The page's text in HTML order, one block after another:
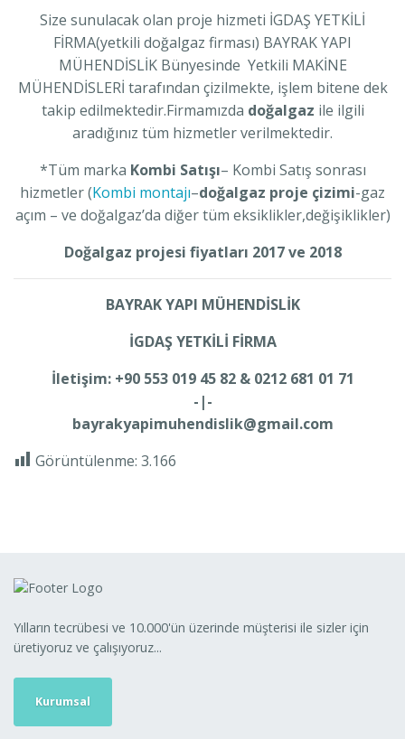
Size sunulacak olan proje hizmeti İGDAŞ YETKİLİ
FİRMA(yetkili doğalgaz firması) BAYRAK YAPI
MÜHENDİSLİK Bünyesinde Yetkili MAKİNE
MÜHENDİSLERİ tarafından çizilmekte, işlem bitene dek
takip edilmektedir.Firmamızda doğalgaz ile ilgili
aradığınız tüm hizmetler verilmektedir.
*Tüm marka Kombi Satışı– Kombi Satış sonrası
hizmetler (Kombi montajı–doğalgaz proje çizimi-gaz
açım – ve doğalgaz’da diğer tüm eksiklikler,değişiklikler)
Doğalgaz projesi fiyatları 2017 ve 2018
BAYRAK YAPI MÜHENDİSLİK
İGDAŞ YETKİLİ FİRMA
İletişim: +90 553 019 45 82 & 0212 681 01 71
-|-
bayrakyapimuhendislik@gmail.com
Görüntülenme: 3.166
Yılların tecrübesi ve 10.000'ün üzerinde müşterisi ile sizler için
üretiyoruz ve çalışıyoruz...
Kurumsal